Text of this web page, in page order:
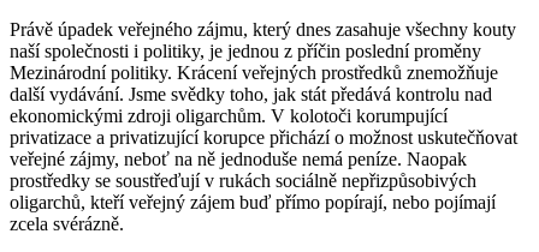
Právě úpadek veřejného zájmu, který dnes zasahuje všechny kouty
naší společnosti i politiky, je jednou z příčin poslední proměny
Mezinárodní politiky. Krácení veřejných prostředků znemožňuje
další vydávání. Jsme svědky toho, jak stát předává kontrolu nad
ekonomickými zdroji oligarchům. V kolotoči korumpující
privatizace a privatizující korupce přichází o možnost uskutečňovat
veřejné zájmy, neboť na ně jednoduše nemá peníze. Naopak
prostředky se soustřeďují v rukách sociálně nepřizpůsobivých
oligarchů, kteří veřejný zájem buď přímo popírají, nebo pojímají
zcela svérázně.